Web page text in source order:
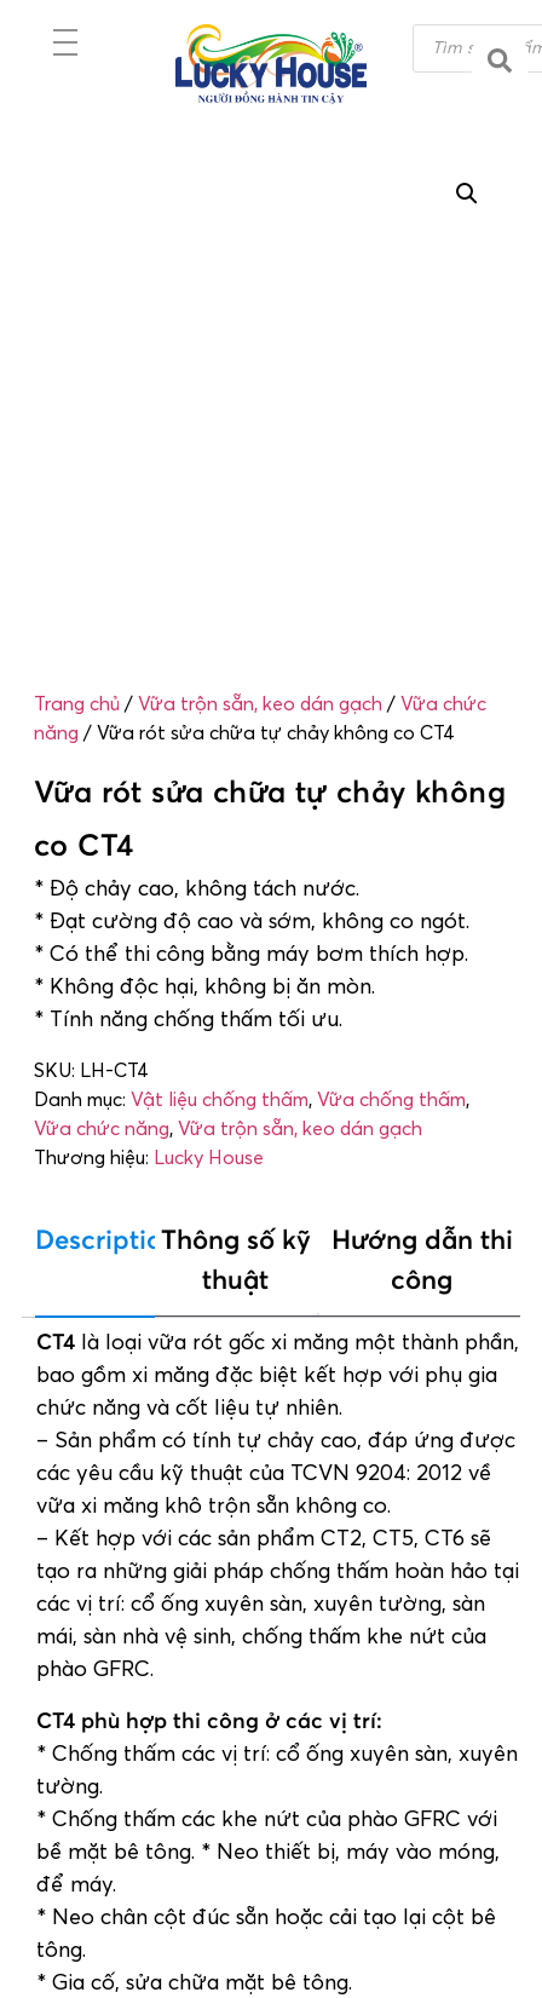
Trang chủ / Vữa trộn sẵn, keo dán gạch / Vữa chức
năng / Vữa rót sửa chữa tự chảy không co CT4
Vữa rót sửa chữa tự chảy không
co CT4
* Độ chảy cao, không tách nước.
* Đạt cường độ cao và sớm, không co ngót.
* Có thể thi công bằng máy bơm thích hợp.
* Không độc hại, không bị ăn mòn.
* Tính năng chống thấm tối ưu.
SKU: LH-CT4
Danh mục: Vật liệu chống thấm, Vữa chống thấm,
Vữa chức năng, Vữa trộn sẵn, keo dán gạch
Thương hiệu: Lucky House
DescriptionThông số kỹ
thuật
Hướng dẫn thi
công
CT4 là loại vữa rót gốc xi măng một thành phần,
bao gồm xi măng đặc biệt kết hợp với phụ gia
chức năng và cốt liệu tự nhiên.
– Sản phẩm có tính tự chảy cao, đáp ứng được
các yêu cầu kỹ thuật của TCVN 9204: 2012 về
vữa xi măng khô trộn sẵn không co.
– Kết hợp với các sản phẩm CT2, CT5, CT6 sẽ
tạo ra những giải pháp chống thấm hoàn hảo tại
các vị trí: cổ ống xuyên sàn, xuyên tường, sàn
mái, sàn nhà vệ sinh, chống thấm khe nứt của
phào GFRC.
CT4 phù hợp thi công ở các vị trí:
* Chống thấm các vị trí: cổ ống xuyên sàn, xuyên
tường.
* Chống thấm các khe nứt của phào GFRC với
bề mặt bê tông. * Neo thiết bị, máy vào móng,
để máy.
* Neo chân cột đúc sẵn hoặc cải tạo lại cột bê
tông.
* Gia cố, sửa chữa mặt bê tông.